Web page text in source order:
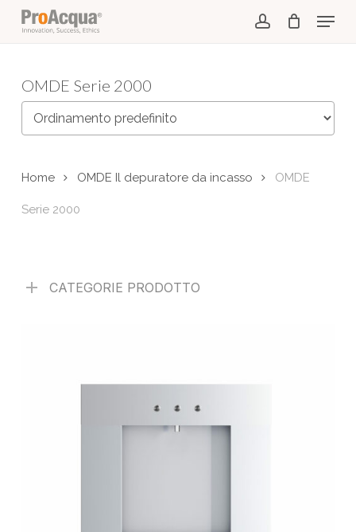
Skip
Menu
OMDE Serie 2000
Home OMDE Il depuratore da incasso OMDE
Serie 2000
CATEGORIE PRODOTTO